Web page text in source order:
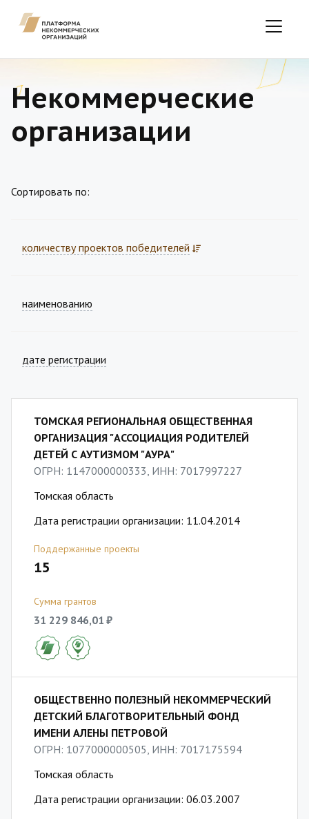
Некоммерческие
организации
Сортировать по:
количеству проектов победителей
наименованию
дате регистрации
ТОМСКАЯ РЕГИОНАЛЬНАЯ ОБЩЕСТВЕННАЯ
ОРГАНИЗАЦИЯ "АССОЦИАЦИЯ РОДИТЕЛЕЙ
ДЕТЕЙ С АУТИЗМОМ "АУРА"
ОГРН: 1147000000333, ИНН: 7017997227
Томская область
Дата регистрации организации: 11.04.2014
Поддержанные проекты
15
Сумма грантов
31 229 846,01 ₽
ОБЩЕСТВЕННО ПОЛЕЗНЫЙ НЕКОММЕРЧЕСКИЙ
ДЕТСКИЙ БЛАГОТВОРИТЕЛЬНЫЙ ФОНД
ИМЕНИ АЛЕНЫ ПЕТРОВОЙ
ОГРН: 1077000000505, ИНН: 7017175594
Томская область
Дата регистрации организации: 06.03.2007